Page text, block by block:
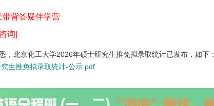
背答疑伴学营
询]
，北京化工大学2026年硕士研究生推免拟录取统计已发布，如下：
生推免拟录取统计-公示.pdf